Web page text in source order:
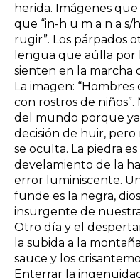
herida. Imágenes
que “in-h u m a n a
rugir”. Los párpados
lengua que aúlla por
sienten en la marcha
La imagen:
con rostros de
del mundo porque
decisión de huir,
se oculta. La piedra
develamiento de la
error luminiscente.
funde es la negra,
insurgente de
Otro día y el
la subida a la
sauce y los
Enterrar la